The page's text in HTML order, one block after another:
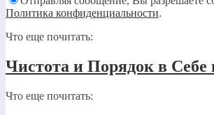
Политика конфиденциальности.
Что еще почитать:
Чистота и Порядок в
Что еще почитать: